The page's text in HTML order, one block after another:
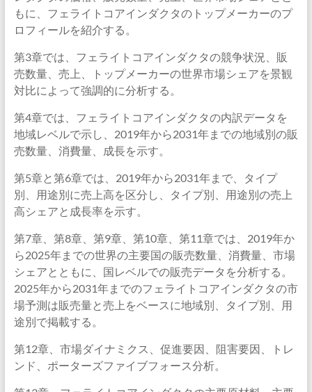
もに、フェライトコアインダクタのトップメーカーのプ
ロフィールを紹介する。
第3章では、フェライトコアインダクタの競争状況、販
売数量、売上、トップメーカーの世界市場シェアを景観
対比によって強調的に分析する。
第4章では、フェライトコアインダクタの内訳データを
地域レベルで示し、2019年から2031年までの地域別の販
売数量、消費量、成長を示す。
第5章と第6章では、2019年から2031年まで、タイプ
別、用途別に売上高を区分し、タイプ別、用途別の売上
高シェアと成長率を示す。
第7章、第8章、第9章、第10章、第11章では、2019年か
ら2025年までの世界の主要国の販売数量、消費量、市場
シェアとともに、国レベルでの販売データを分析する。
2025年から2031年までのフェライトコアインダクタの市
場予測は販売量と売上をベースに地域別、タイプ別、用
途別で掲載する。
第12章、市場ダイナミクス、促進要因、阻害要因、トレ
ンド、ポーターズファイブフォース分析。